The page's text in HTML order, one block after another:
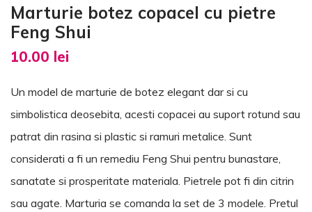
Marturie botez copacel cu pietre
Feng Shui
10.00 lei
Un model de marturie de botez elegant dar si cu
simbolistica deosebita, acesti copacei au suport rotund sau
patrat din rasina si plastic si ramuri metalice. Sunt
considerati a fi un remediu Feng Shui pentru bunastare,
sanatate si prosperitate materiala. Pietrele pot fi din citrin
sau agate. Marturia se comanda la set de 3 modele. Pretul